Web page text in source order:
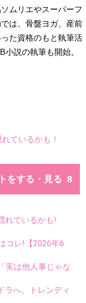
ムリエやスーパーフ
は、骨盤ヨガ、産前
た資格のもと執筆活
説の執筆も開始。
ているかも！
をする・見る
れているかも!
コレ!【2026年6
実は他人事じゃな
ラへ。トレンディ